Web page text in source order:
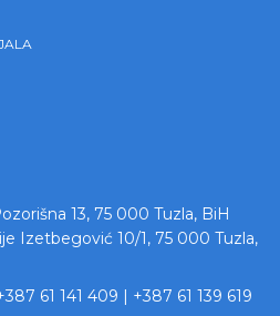
13, 75 000 Tuzla, BiH
Izetbegović 10/1, 75 000 Tuzla,
61 141 409 | +387 61 139 619